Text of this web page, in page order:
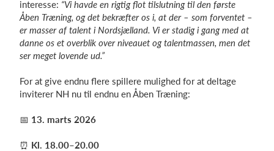
interesse: “Vi havde en rigtig flot tilslutning til den første
Åben Træning, og det bekræfter os i, at der – som forventet –
er masser af talent i Nordsjælland. Vi er stadig i gang med at
danne os et overblik over niveauet og talentmassen, men det
ser meget lovende ud.”
For at give endnu flere spillere mulighed for at deltage
inviterer NH nu til endnu en Åben Træning:
📅 13. marts 2026
⏰ Kl. 18.00–20.00